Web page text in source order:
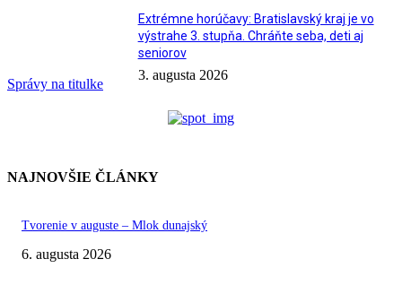
Správy na titulke
Extrémne horúčavy: Bratislavský kraj je vo
výstrahe 3. stupňa. Chráňte seba, deti aj
seniorov
3. augusta 2026
NAJNOVŠIE ČLÁNKY
Tvorenie v auguste – Mlok dunajský
6. augusta 2026